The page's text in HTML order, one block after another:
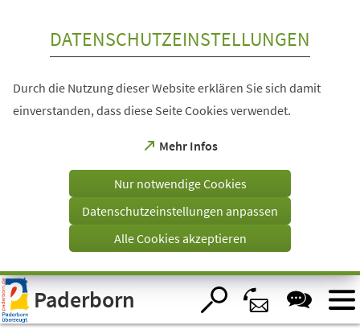
Visuelle
Assistenzsoftware
öffnen.
DATENSCHUTZEINSTELLUNGEN
Durch die Nutzung dieser Website erklären Sie sich damit
einverstanden, dass diese Seite Cookies verwendet.
Mehr Infos
(Öffnet
einem
Tab)
Nur notwendige Cookies
Datenschutzeinstellungen anpassen
Alle Cookies akzeptieren
Paderborn